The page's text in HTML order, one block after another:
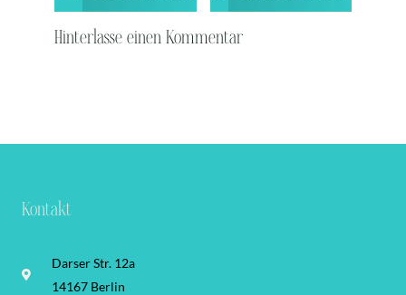
Hinterlasse einen Kommentar
Kontakt
Darser Str. 12a
14167 Berlin